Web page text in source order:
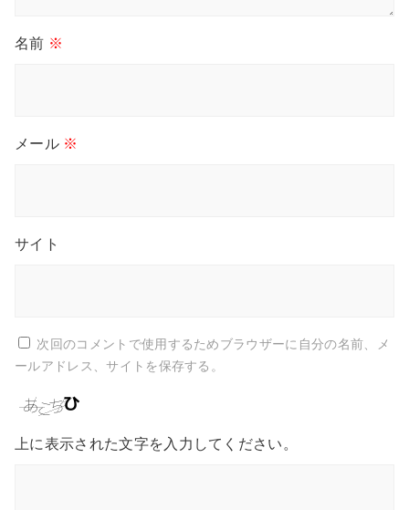
名前 ※
メール ※
サイト
次回のコメントで使用するためブラウザーに自分の名前、メ
ールアドレス、サイトを保存する。
上に表示された文字を入力してください。